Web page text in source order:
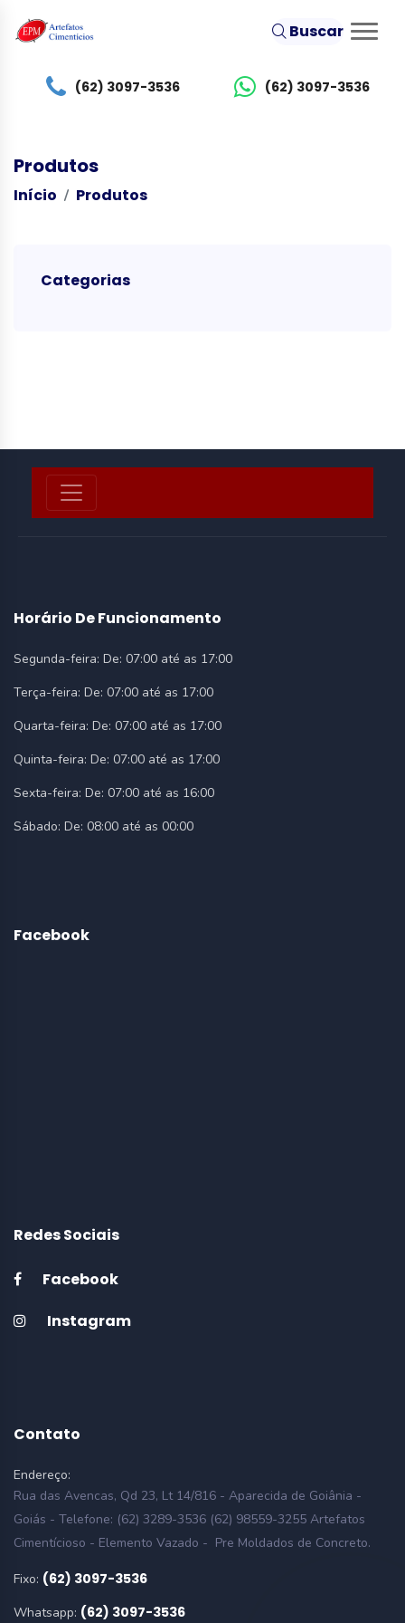
Buscar
(62) 3097-3536 (62) 3097-3536
Produtos
Início Produtos
Categorias
Horário De Funcionamento
Segunda-feira: De: 07:00 até as 17:00
Terça-feira: De: 07:00 até as 17:00
Quarta-feira: De: 07:00 até as 17:00
Quinta-feira: De: 07:00 até as 17:00
Sexta-feira: De: 07:00 até as 16:00
Sábado: De: 08:00 até as 00:00
Facebook
Redes Sociais
Facebook
Instagram
Contato
Endereço:
Rua das Avencas, Qd 23, Lt 14/816 - Aparecida de Goiânia -
Goiás - Telefone: (62) 3289-3536 (62) 98559-3255 Artefatos
Cimentícioso - Elemento Vazado - Pre Moldados de Concreto.
Fixo: (62) 3097-3536
Whatsapp: (62) 3097-3536